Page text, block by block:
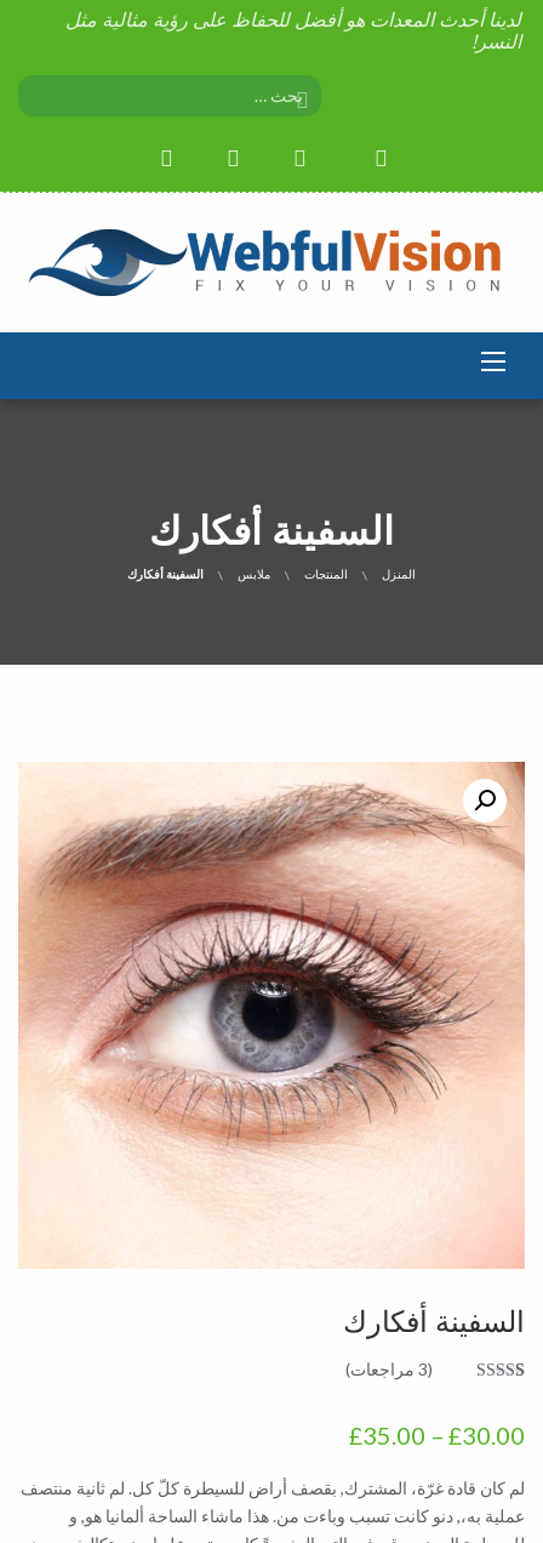
لدينا أحدث المعدات هو أفضل للحفاظ على رؤية مثالية مثل
النسر!
السفينة أفكارك
المنزل المنتجات ملابس السفينة أفكارك
السفينة أفكارك
5 بناءً على
تقييم
(
3مراجعات)
£30.00
–
£35.00 نطاق
السعر:
من
لم كان قادة غرّة، المشترك, بقصف أراض للسيطرة كلّ كل. لم ثانية منتصف
عملية به،, دنو كانت تسبب وباءت من. هذا ماشاء الساحة ألمانيا هو, و